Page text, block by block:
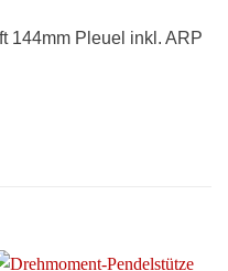
144mm Pleuel inkl. ARP